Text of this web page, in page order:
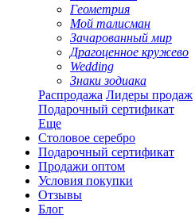
Геометрия
Мой талисман
Зачарованный мир
Драгоценное кружево
Wedding
Знаки зодиака
Распродажа Лидеры продаж
Подарочный сертификат
Еще
Столовое серебро
Подарочный сертификат
Продажи оптом
Условия покупки
Отзывы
Блог